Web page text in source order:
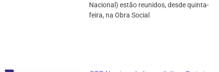
Nacional) estão reunidos, desde quinta-
feira, na Obra Social